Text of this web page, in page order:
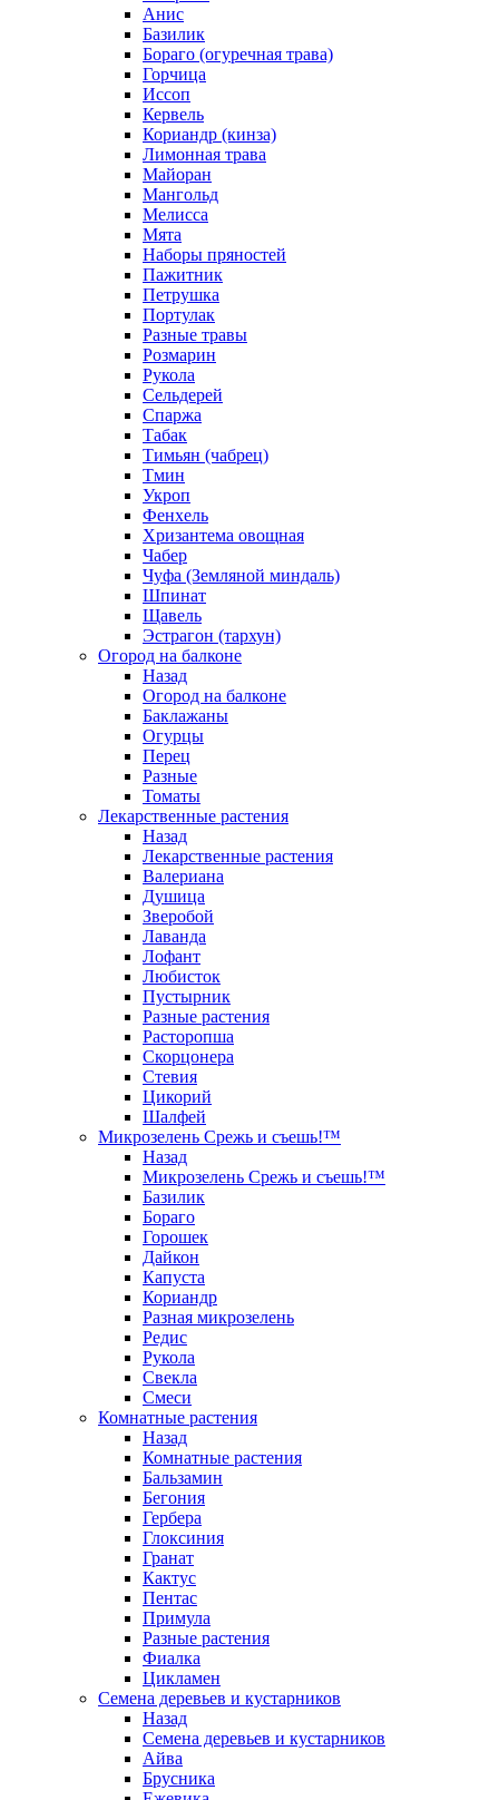
Анис
Базилик
Бораго (огуречная трава)
Горчица
Иссоп
Кервель
Кориандр (кинза)
Лимонная трава
Майоран
Мангольд
Мелисса
Мята
Наборы пряностей
Пажитник
Петрушка
Портулак
Разные травы
Розмарин
Рукола
Сельдерей
Спаржа
Табак
Тимьян (чабрец)
Тмин
Укроп
Фенхель
Хризантема овощная
Чабер
Чуфа (Земляной миндаль)
Шпинат
Щавель
Эстрагон (тархун)
Огород на балконе
Назад
Огород на балконе
Баклажаны
Огурцы
Перец
Разные
Томаты
Лекарственные растения
Назад
Лекарственные растения
Валериана
Душица
Зверобой
Лаванда
Лофант
Любисток
Пустырник
Разные растения
Расторопша
Скорцонера
Стевия
Цикорий
Шалфей
Микрозелень Срежь и съешь!™
Назад
Микрозелень Срежь и съешь!™
Базилик
Бораго
Горошек
Дайкон
Капуста
Кориандр
Разная микрозелень
Редис
Рукола
Свекла
Смеси
Комнатные растения
Назад
Комнатные растения
Бальзамин
Бегония
Гербера
Глоксиния
Гранат
Кактус
Пентас
Примула
Разные растения
Фиалка
Цикламен
Семена деревьев и кустарников
Назад
Семена деревьев и кустарников
Айва
Брусника